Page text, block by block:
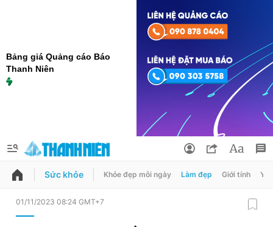
Bảng giá Quảng cáo Báo
Thanh Niên
QUẢNG CÁO ĐẶT BÁO
Sức khỏe Khỏe đẹp mỗi ngày Làm đẹp Giới tính Y
01/11/2023 08:24 GMT+7